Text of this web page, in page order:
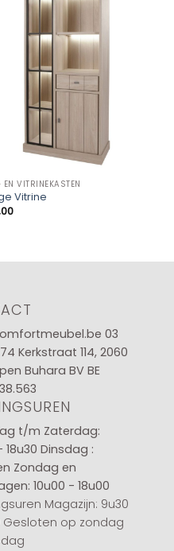
VITRINEKASTEN
Vitrine
03
Kerkstraat 114, 2060
Buhara BV BE
t/m Zaterdag:
Dinsdag :
Zondag en
10u00 - 18u00
Magazijn: 9u30
Gesloten op zondag